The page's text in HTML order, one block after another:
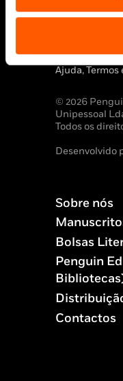
Aviso Legal
Política de
Política de
Ajuda, Termos
© 2026
Unipessoal
Todos os
Desenvolvido
Sobre nós
Bolsas
Penguin
Contactos